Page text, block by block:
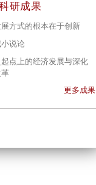
研成果
方式的根本在于创新
说论
点上的经济发展与深化
更多成果